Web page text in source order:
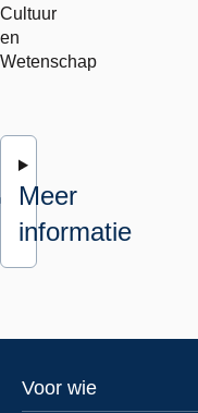
Cultuur
en
Wetenschap
Meer
informatie
Footer
Voor wie